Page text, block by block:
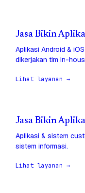
Jasa Bikin
Aplikasi Android &
dikerjakan tim in-
Lihat layanan →
Jasa Bikin
Aplikasi & sistem
sistem informasi.
Lihat layanan →